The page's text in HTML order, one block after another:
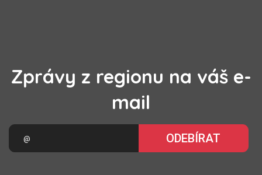
Zprávy z regionu na váš e-
mail
ODEBÍRAT